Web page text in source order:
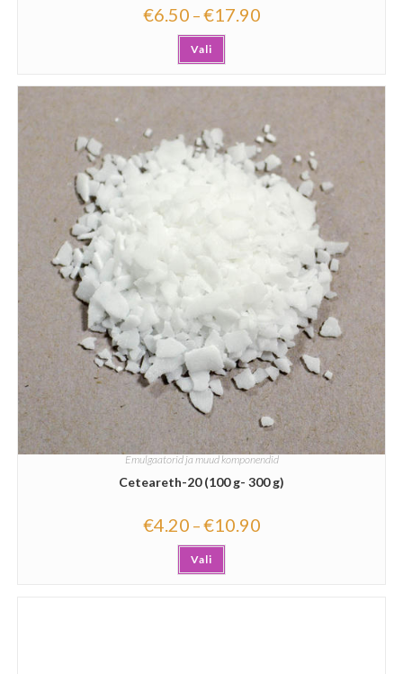
€6.50 –€17.90
Vali
Emulgaatorid ja muud komponendid
Ceteareth-20 (100 g- 300 g)
€4.20 –€10.90
Vali